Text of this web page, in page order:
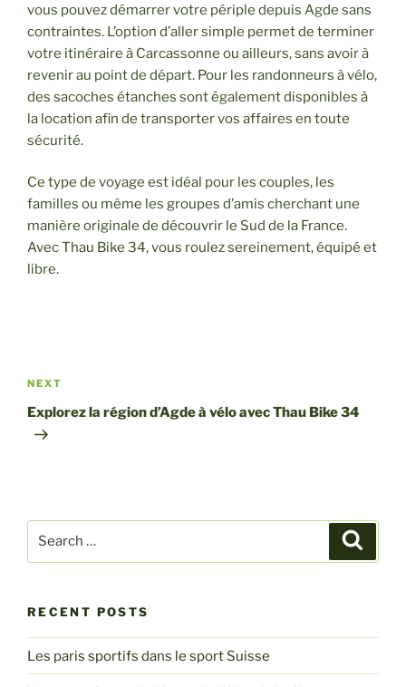
vous pouvez démarrer votre périple depuis Agde sans
contraintes. L’option d’aller simple permet de terminer
votre itinéraire à Carcassonne ou ailleurs, sans avoir à
revenir au point de départ. Pour les randonneurs à vélo,
des sacoches étanches sont également disponibles à
la location afin de transporter vos affaires en toute
sécurité.
Ce type de voyage est idéal pour les couples, les
familles ou même les groupes d’amis cherchant une
manière originale de découvrir le Sud de la France.
Avec Thau Bike 34, vous roulez sereinement, équipé et
libre.
navigation
Next
Post
NEXT
Explorez la région d’Agde à vélo avec Thau Bike 34
RECENT POSTS
Les paris sportifs dans le sport Suisse